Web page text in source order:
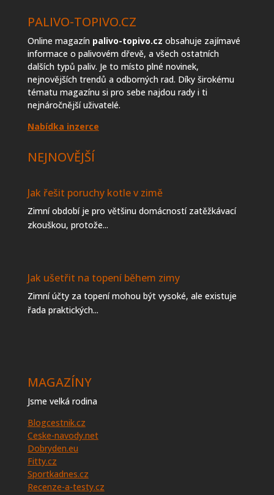
PALIVO-TOPIVO.CZ
Online magazín palivo-topivo.cz obsahuje zajímavé
informace o palivovém dřevě, a všech ostatních
dalších typů paliv. Je to místo plné novinek,
nejnovějších trendů a odborných rad. Díky širokému
tématu magazínu si pro sebe najdou rady i ti
nejnáročnější uživatelé.
Nabídka inzerce
NEJNOVĚJŠÍ
Jak řešit poruchy kotle v zimě
Zimní období je pro většinu domácností zatěžkávací
zkouškou, protože...
Jak ušetřit na topení během zimy
Zimní účty za topení mohou být vysoké, ale existuje
řada praktických...
MAGAZÍNY
Jsme velká rodina
Blogcestnik.cz
Ceske-navody.net
Dobryden.eu
Fitty.cz
Sportkadnes.cz
Recenze-a-testy.cz